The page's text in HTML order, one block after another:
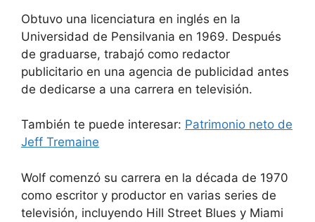
Obtuvo una licenciatura en inglés en la
Universidad de Pensilvania en 1969. Después
de graduarse, trabajó como redactor
publicitario en una agencia de publicidad antes
de dedicarse a una carrera en televisión.
También te puede interesar: Patrimonio neto de
Jeff Tremaine
Wolf comenzó su carrera en la década de 1970
como escritor y productor en varias series de
televisión, incluyendo Hill Street Blues y Miami